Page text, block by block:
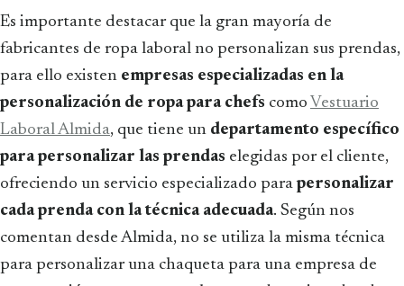
Es importante destacar que la gran mayoría de
fabricantes de ropa laboral no personalizan sus prendas,
para ello existen empresas especializadas en la
personalización de ropa para chefs como Vestuario
Laboral Almida, que tiene un departamento específico
para personalizar las prendas elegidas por el cliente,
ofreciendo un servicio especializado parapersonalizar
cada prenda con la técnica adecuada. Según nos
comentan desde Almida, no se utiliza la misma técnica
para personalizar una chaqueta para una empresa de